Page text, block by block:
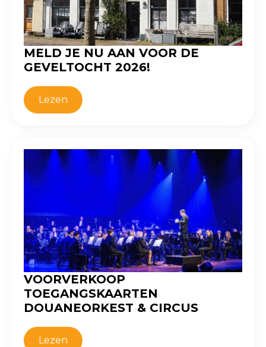
MELD JE NU AAN VOOR DE
GEVELTOCHT 2026!
Lezen
VOORVERKOOP
TOEGANGSKAARTEN
DOUANEORKEST & CIRCUS
Lezen